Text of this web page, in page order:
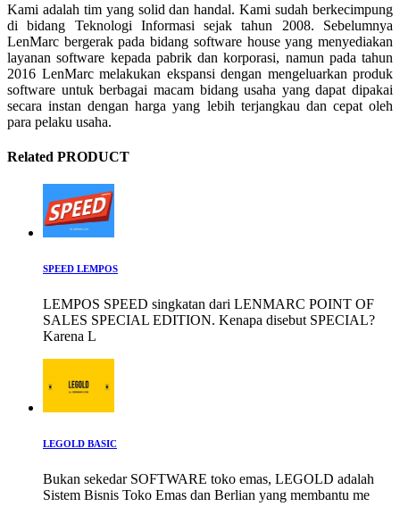
Kami adalah tim yang solid dan handal. Kami sudah berkecimpung
di bidang Teknologi Informasi sejak tahun 2008. Sebelumnya
LenMarc bergerak pada bidang software house yang menyediakan
layanan software kepada pabrik dan korporasi, namun pada tahun
2016 LenMarc melakukan ekspansi dengan mengeluarkan produk
software untuk berbagai macam bidang usaha yang dapat dipakai
secara instan dengan harga yang lebih terjangkau dan cepat oleh
para pelaku usaha.
Related PRODUCT
SPEED LEMPOS
LEMPOS SPEED singkatan dari LENMARC POINT OF
SALES SPECIAL EDITION. Kenapa disebut SPECIAL?
Karena L
LEGOLD BASIC
Bukan sekedar SOFTWARE toko emas, LEGOLD adalah
Sistem Bisnis Toko Emas dan Berlian yang membantu me